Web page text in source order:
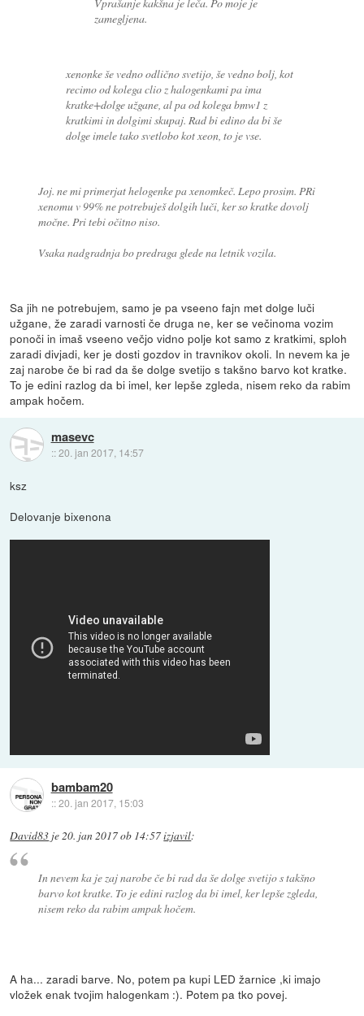
zamegljena.
xenonke še vedno odlično svetijo, še vedno bolj, kot
recimo od kolega clio z halogenkami pa ima
kratke+dolge užgane, al pa od kolega bmw1 z
kratkimi in dolgimi skupaj. Rad bi edino da bi še
dolge imele tako svetlobo kot xeon, to je vse.
Joj. ne mi primerjat helogenke pa xenomkeč. Lepo prosim. PRi
xenomu v 99% ne potrebuješ dolgih luči, ker so kratke dovolj
močne. Pri tebi očitno niso.
Vsaka nadgradnja bo predraga glede na letnik vozila.
Sa jih ne potrebujem, samo je pa vseeno fajn met dolge luči
užgane, že zaradi varnosti če druga ne, ker se večinoma vozim
ponoči in imaš vseeno večjo vidno polje kot samo z kratkimi, sploh
zaradi divjadi, ker je dosti gozdov in travnikov okoli. In nevem ka je
zaj narobe če bi rad da še dolge svetijo s takšno barvo kot kratke.
To je edini razlog da bi imel, ker lepše zgleda, nisem reko da rabim
ampak hočem.
masevc
::20. jan 2017, 14:57
ksz
Delovanje bixenona
bambam20
::20. jan 2017, 15:03
David83 je20. jan 2017 ob 14:57izjavil:
In nevem ka je zaj narobe če bi rad da še dolge svetijo s takšno
barvo kot kratke. To je edini razlog da bi imel, ker lepše zgleda,
nisem reko da rabim ampak hočem.
A ha... zaradi barve. No, potem pa kupi LED žarnice ,ki imajo
vložek enak tvojim halogenkam :). Potem pa tko povej.